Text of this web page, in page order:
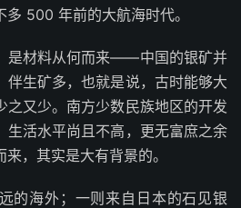
500 年前的大航海时代。
是材料从何而来——中国的银矿并
伴生矿多，也就是说，古时能够大
之又少。南方少数民族地区的开发
生活水平尚且不高，更无富庶之余
，其实是大有背景的。
的海外；一则来自日本的石见银